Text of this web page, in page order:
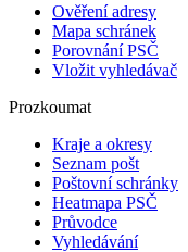
Ověření adresy
Mapa schránek
Porovnání PSČ
Vložit vyhledávač
Prozkoumat
Kraje a okresy
Seznam pošt
Poštovní schránky
Heatmapa PSČ
Průvodce
Vyhledávání